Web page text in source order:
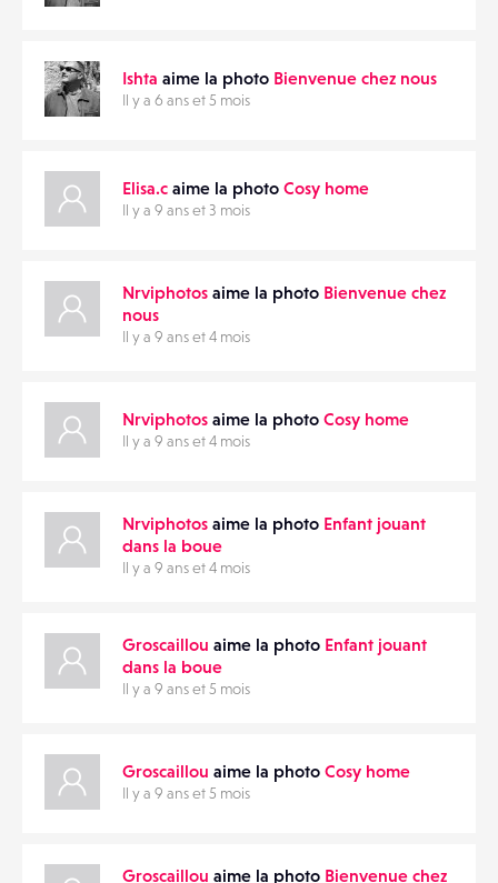
ÉVÉNEMENTS
Ishta aime la photo Bienvenue chez nous
Il y a 6 ans et 5 mois
Elisa.c aime la photo Cosy home
Il y a 9 ans et 3 mois
Nrviphotos aime la photo Bienvenue chez
nous
Il y a 9 ans et 4 mois
Nrviphotos aime la photo Cosy home
Il y a 9 ans et 4 mois
Nrviphotos aime la photo Enfant jouant
dans la boue
Il y a 9 ans et 4 mois
Groscaillou aime la photo Enfant jouant
dans la boue
Il y a 9 ans et 5 mois
Groscaillou aime la photo Cosy home
Il y a 9 ans et 5 mois
Groscaillou aime la photo Bienvenue chez